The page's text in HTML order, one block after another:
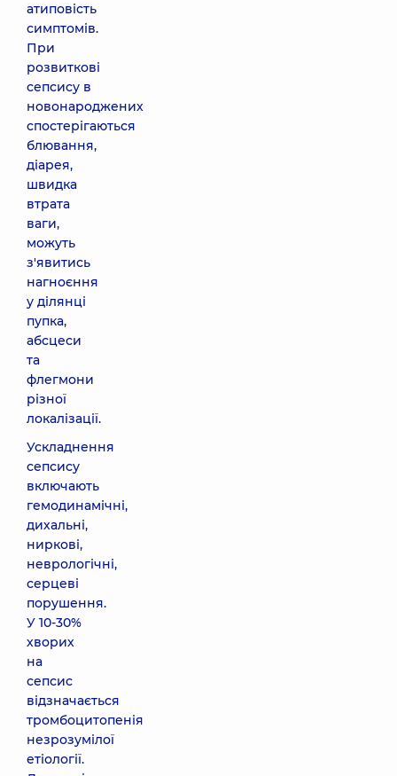
атиповість
симптомів.
При
розвиткові
сепсису в
новонароджених
спостерігаються
блювання,
діарея,
швидка
втрата
ваги,
можуть
з'явитись
нагноєння
у ділянці
пупка,
абсцеси
та
флегмони
різної
локалізації.
Ускладнення
сепсису
включають
гемодинамічні,
дихальні,
ниркові,
неврологічні,
серцеві
порушення.
У 10-30%
хворих
на
сепсис
відзначається
тромбоцитопенія
незрозумілої
етіології.